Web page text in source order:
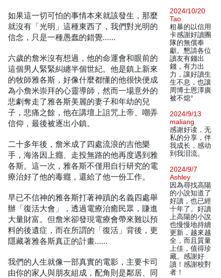
如果這一切可怕的事情本來就該發生，那麼
就沒有「光明」這種東西了，我們對光明的
信念，只是一種愚蠢的錯覺……
六歲的詹米沒有想過，他的命運會和眼前的
這個男人緊緊糾纏半個世紀。他是鎮上新來
的牧師雅各斯，好像什麼都懂的他很快便成
為小詹米崇拜的心靈導師，然而一場意外的
悲劇奪走了雅各斯美麗的妻子和年幼的兒
子，悲痛之餘，他在講壇上詛咒上帝、嘲弄
信仰，最後被逐出小鎮。
二十多年後，詹米成了四處流浪的吉他樂
手，海洛因上癮、走投無路的他再度遇到雅
各斯。這一次，雅各斯不僅用自行研究的電
療治好了他的毒癮，還給了他一份工作。
早已不信神的雅各斯打著神蹟的名義四處舉
辦「復活大會」，透過電療治癒民眾，賺進
大量財富。但詹米卻發現電療會帶來難以預
料的後遺症，而在所謂的「復活」背後，更
隱藏著雅各斯真正的計畫……
我們的人生就像一部真實的電影，主要卡司
由你的家人與朋友組成，配角則是鄰居、同
2024/10/20
Tao
粗暴的以信用
卡感謝好讀團
隊的無償奉
獻。懇請各位
讀友有錢出
錢，有力出
力，讓好讀生
生不息，也讓
周博士恩澤廣
被不熄°
2024/9/13
maliang
感谢好读，无
私的分享，伴
我成长，感动
到我泪流。
2024/9/7
Ashley
因為尋找高陽
的小說知道了
好讀，也已經
十年了。好讀
上高陽的小說
也慢慢地持續
更新，越來越
全，而且質量
上佳，值得珍
藏。感謝好
讀！感謝校對
者！